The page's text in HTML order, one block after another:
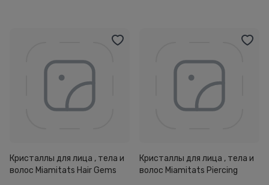
Кристаллы для лица , тела и
волос Miamitats Hair Gems
Кристаллы для лица , тела и
волос Miamitats Piercing